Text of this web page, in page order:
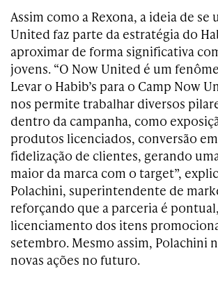
Assim como a Rexona, a ideia de se
United faz parte da estratégia do
aproximar de forma significativa
jovens. “O Now United é um
Levar o Habib’s para o Camp Now
nos permite trabalhar diversos
dentro da campanha, como
produtos licenciados, conversão
fidelização de clientes, gerando
maior da marca com o target”,
Polachini, superintendente de
reforçando que a parceria é
licenciamento dos itens
setembro. Mesmo assim, Polachini
novas ações no futuro.